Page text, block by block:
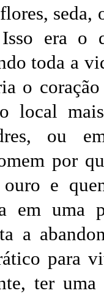
seda,
era o
toda a
o
local
ou
por
e
em
a
para
ter